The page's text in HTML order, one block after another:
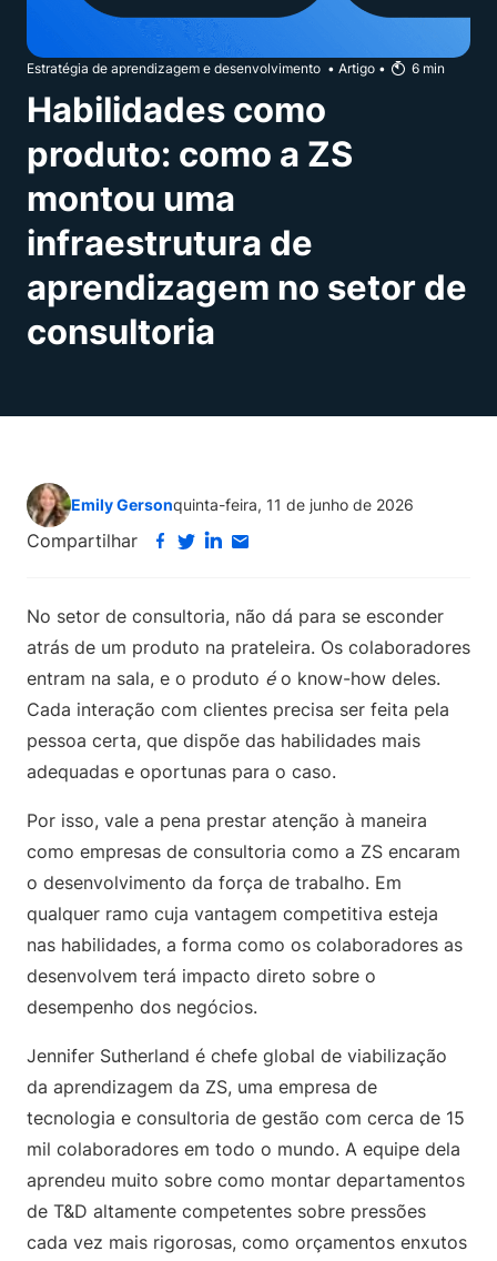
Estratégia de aprendizagem e desenvolvimento • Artigo • 6 min
Habilidades como
produto: como a ZS
montou uma
infraestrutura de
aprendizagem no setor de
consultoria
Emily Gersonquinta-feira, 11 de junho de 2026
Compartilhar
No setor de consultoria, não dá para se esconder
atrás de um produto na prateleira. Os colaboradores
entram na sala, e o produto éo know-how deles.
Cada interação com clientes precisa ser feita pela
pessoa certa, que dispõe das habilidades mais
adequadas e oportunas para o caso.
Por isso, vale a pena prestar atenção à maneira
como empresas de consultoria como a ZS encaram
o desenvolvimento da força de trabalho. Em
qualquer ramo cuja vantagem competitiva esteja
nas habilidades, a forma como os colaboradores as
desenvolvem terá impacto direto sobre o
desempenho dos negócios.
Jennifer Sutherland é chefe global de viabilização
da aprendizagem da ZS, uma empresa de
tecnologia e consultoria de gestão com cerca de 15
mil colaboradores em todo o mundo. A equipe dela
aprendeu muito sobre como montar departamentos
de T&D altamente competentes sobre pressões
cada vez mais rigorosas, como orçamentos enxutos